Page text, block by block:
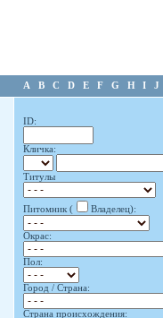
A B C D E F G H I J
ID:
Кличка:
Титулы
Питомник ( Владелец):
Окрас:
Пол:
Город / Страна:
Страна происхождения: